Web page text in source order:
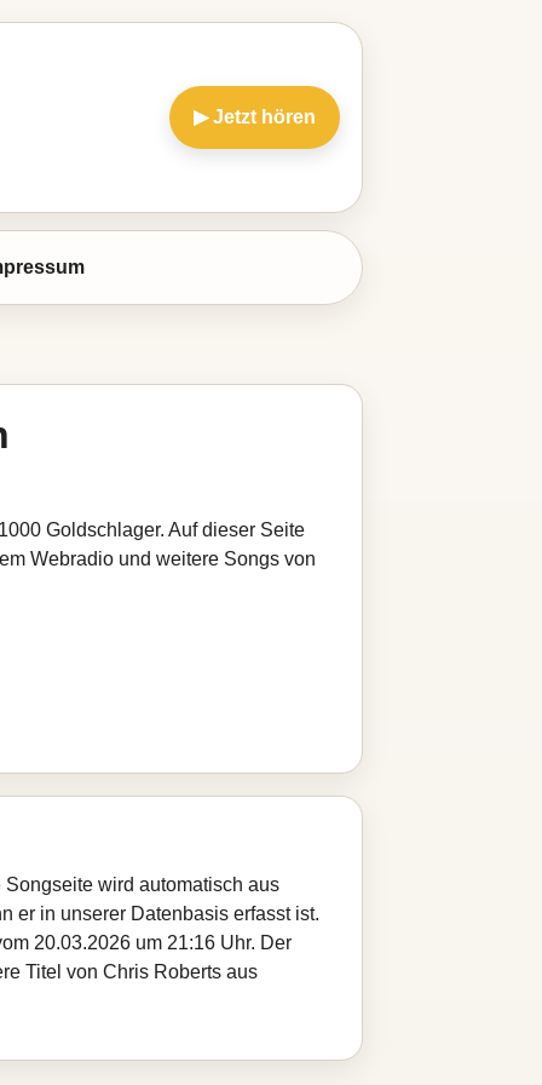
▶ Jetzt hören
Goldschlager. Auf dieser Seite
Webradio und weitere Songs von
Songseite wird automatisch aus
er in unserer Datenbasis erfasst ist.
20.03.2026 um 21:16 Uhr. Der
Titel von Chris Roberts aus